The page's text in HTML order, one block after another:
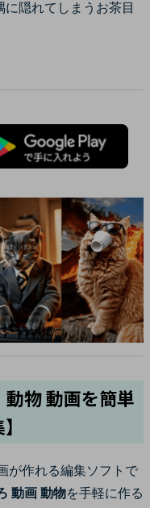
隠れてしまうお茶目
物 動画を簡単
が作れる編集ソフトで
動画 動物を手軽に作る